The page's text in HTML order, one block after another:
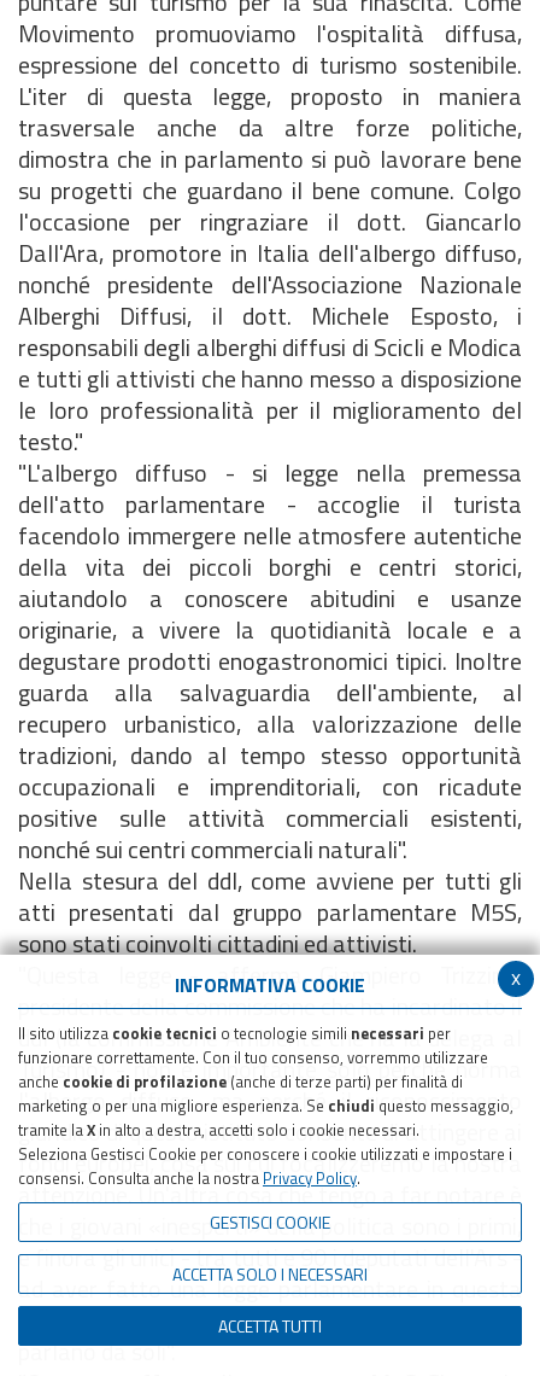
x
INFORMATIVA COOKIE
Il sito utilizza cookie tecnici o tecnologie simili necessari per
funzionare correttamente. Con il tuo consenso, vorremmo utilizzare
anche cookie di profilazione (anche di terze parti) per finalità di
marketing o per una migliore esperienza. Se chiudi questo messaggio,
tramite laX in alto a destra, accetti solo i cookie necessari.
Seleziona Gestisci Cookie per conoscere i cookie utilizzati e impostare i
consensi. Consulta anche la nostra Privacy Policy.
GESTISCI COOKIE
ACCETTA SOLO I NECESSARI
ACCETTA TUTTI
Movimento promuoviamo l'ospitalità diffusa,
espressione del concetto di turismo sostenibile.
L'iter di questa legge, proposto in maniera
trasversale anche da altre forze politiche,
dimostra che in parlamento si può lavorare bene
su progetti che guardano il bene comune. Colgo
l'occasione per ringraziare il dott. Giancarlo
Dall'Ara, promotore in Italia dell'albergo diffuso,
nonché presidente dell'Associazione Nazionale
Alberghi Diffusi, il dott. Michele Esposto, i
responsabili degli alberghi diffusi di Scicli e Modica
e tutti gli attivisti che hanno messo a disposizione
le loro professionalità per il miglioramento del
testo."
"L'albergo diffuso - si legge nella premessa
dell'atto parlamentare - accoglie il turista
facendolo immergere nelle atmosfere autentiche
della vita dei piccoli borghi e centri storici,
aiutandolo a conoscere abitudini e usanze
originarie, a vivere la quotidianità locale e a
degustare prodotti enogastronomici tipici. Inoltre
guarda alla salvaguardia dell'ambiente, al
recupero urbanistico, alla valorizzazione delle
tradizioni, dando al tempo stesso opportunità
occupazionali e imprenditoriali, con ricadute
positive sulle attività commerciali esistenti,
nonché sui centri commerciali naturali".
Nella stesura del ddl, come avviene per tutti gli
atti presentati dal gruppo parlamentare M5S,
sono stati coinvolti cittadini ed attivisti.
"Questa legge - afferma Giampiero Trizzino,
presidente della commissione che ha incardinato il
ddl (la commissione Ambiente che ha la delega al
Turismo) - non è importante solo perché norma
l'albergo diffuso, ma perché il riconoscimento
giuridico di questo istituto consente di attingere ai
fondi europei, cosa sui cui focalizzeremo la nostra
attenzione. Un'altra cosa che tengo a far notare è
che i giovani «inesperti» della politica sono i primi,
e finora gli unici - tra tutti e 90 i deputati dell'Ars -
ad aver fatto una legge parlamentare in questa
legislatura. Non è autocelebrazione, ma i fatti
parlano da soli".